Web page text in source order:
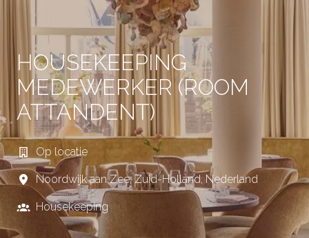
HOUSEKEEPING
MEDEWERKER (ROOM
ATTANDENT)
Op locatie
Noordwijk aan Zee, Zuid-Holland, Nederland
Housekeeping